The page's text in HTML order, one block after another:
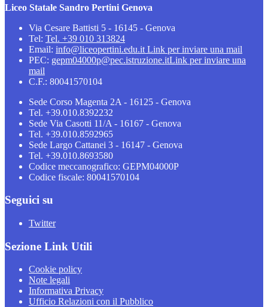
Liceo Statale Sandro Pertini Genova
Via Cesare Battisti 5 - 16145 - Genova
Tel: Tel. +39 010 313824
Email: info@liceopertini.edu.it Link per inviare una mail
PEC: gepm04000p@pec.istruzione.itLink per inviare una
mail
C.F.: 80041570104
Sede Corso Magenta 2A - 16125 - Genova
Tel. +39.010.8392232
Sede Via Casotti 11/A - 16167 - Genova
Tel. +39.010.8592965
Sede Largo Cattanei 3 - 16147 - Genova
Tel. +39.010.8693580
Codice meccanografico: GEPM04000P
Codice fiscale: 80041570104
Seguici su
Twitter
Sezione Link Utili
Cookie policy
Note legali
Informativa Privacy
Ufficio Relazioni con il Pubblico